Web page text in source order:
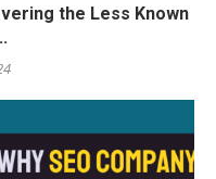
the Less Known